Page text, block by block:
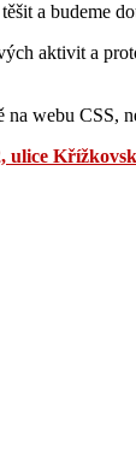
těšit a budeme
aktivit a
webu CSS,